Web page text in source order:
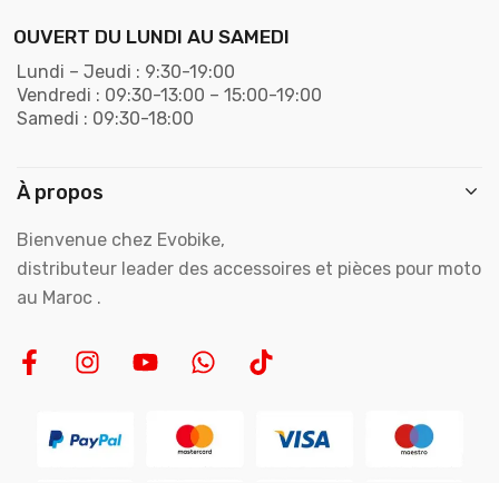
OUVERT DU LUNDI AU SAMEDI
Lundi – Jeudi : 9:30-19:00
Vendredi : 09:30-13:00 – 15:00-19:00
Samedi : 09:30-18:00
À propos
Bienvenue chez Evobike,
distributeur leader des accessoires et pièces pour moto
au Maroc .